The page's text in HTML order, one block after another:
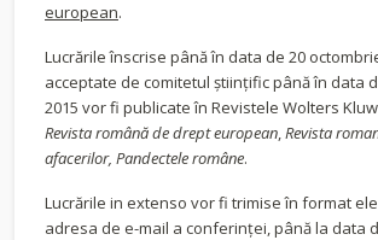
european.
Lucrările înscrise până în data de 20
acceptate de comitetul științific până în data
2015 vor fi publicate în Revistele Wolters
Revista română de drept european,Revista
afacerilor, Pandectele române.
Lucrările in extenso vor fi trimise în format
adresa de e-mail a conferinței, până la data